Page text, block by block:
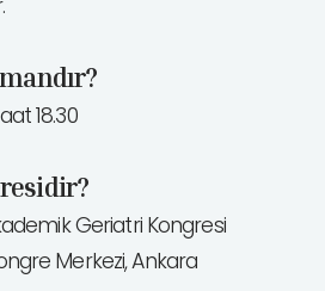
18.30
Geriatri Kongresi
Merkezi, Ankara